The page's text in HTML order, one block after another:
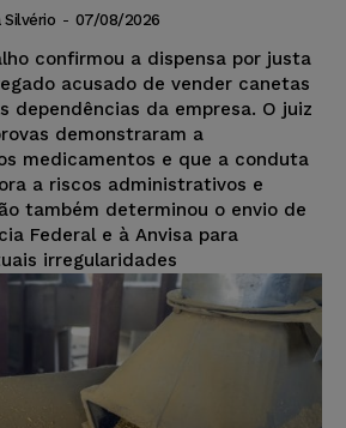
Silvério - 07/08/2026
confirmou a dispensa por justa
acusado de vender canetas
dependências da empresa. O juiz
demonstraram a
medicamentos e que a conduta
a riscos administrativos e
também determinou o envio de
Federal e à Anvisa para
irregularidades